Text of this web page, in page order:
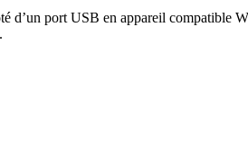
d’un port USB en appareil compatible